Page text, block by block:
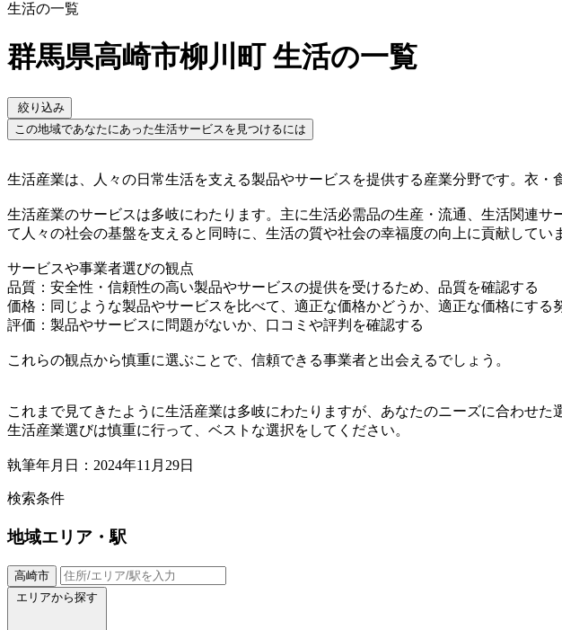
生活の一覧
群馬県高崎市柳川町 生活の一覧
絞り込み
この地域であなたにあった生活サービスを見つけるには
生活産業は、人々の日常生活を支える製品やサービスを提供する産業分野です。衣
生活産業のサービスは多岐にわたります。主に生活必需品の生産・流通、生活関連
て人々の社会の基盤を支えると同時に、生活の質や社会の幸福度の向上に貢献してい
サービスや事業者選びの観点
品質：安全性・信頼性の高い製品やサービスの提供を受けるため、品質を確認する
価格：同じような製品やサービスを比べて、適正な価格かどうか、適正な価格にする
評価：製品やサービスに問題がないか、口コミや評判を確認する
これらの観点から慎重に選ぶことで、信頼できる事業者と出会えるでしょう。
これまで見てきたように生活産業は多岐にわたりますが、あなたのニーズに合わせた
生活産業選びは慎重に行って、ベストな選択をしてください。
執筆年月日：2024年11月29日
検索条件
地域エリア・駅
高崎市
エリアから探す